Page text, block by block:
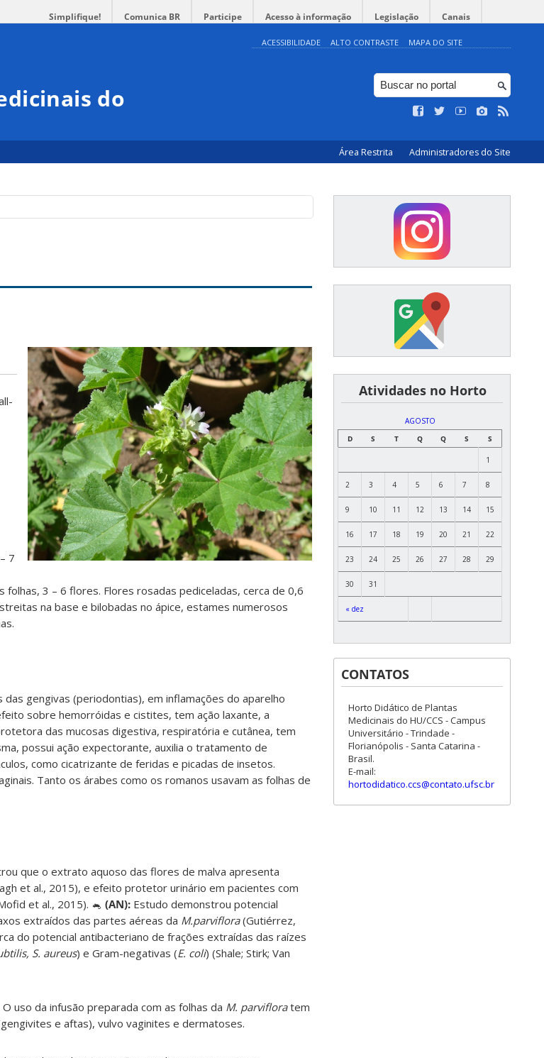
Simplifique! Comunica BR Participe Acesso à informação Legislação Canais
ACESSIBILIDADE ALTO CONTRASTE MAPA DO SITE
do
Área Restrita Administradores do Site
7
folhas, 3 – 6 flores. Flores rosadas pediceladas, cerca de 0,6
na base e bilobadas no ápice, estames numerosos
gengivas (periodontias), em inflamações do aparelho
sobre hemorróidas e cistites, tem ação laxante, a
das mucosas digestiva, respiratória e cutânea, tem
possui ação expectorante, auxilia o tratamento de
como cicatrizante de feridas e picadas de insetos.
Tanto os árabes como os romanos usavam as folhas de
que o extrato aquoso das flores de malva apresenta
et al., 2015), e efeito protetor urinário em pacientes com
et al., 2015). 🐁 (AN): Estudo demonstrou potencial
extraídos das partes aéreas da M.parviflora(Gutiérrez,
do potencial antibacteriano de frações extraídas das raízes
S. aureus) e Gram-negativas (E. coli) (Shale; Stirk; Van
O uso da infusão preparada com as folhas da M. parvifloratem
e aftas), vulvo vaginites e dermatoses.
͏ ͏ ͏ ͏ ͏ ͏Atividades no Horto
AGOSTO
D
S T Q Q S S
« dez
1
2 3 4 5 6 7 8
9 10 11 12 13 14 15
16 17 18 19 20 21 22
23 24 25 26 27 28 29
30 31
CONTATOS
Horto Didático de Plantas
Medicinais do HU/CCS - Campus
Universitário - Trindade -
Florianópolis - Santa Catarina -
Brasil.
E-mail:
hortodidatico.ccs@contato.ufsc.br